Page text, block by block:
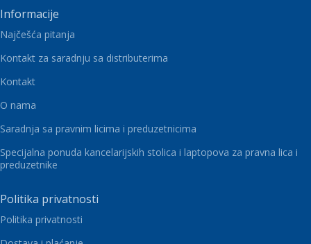
Informacije
Najčešća pitanja
Kontakt za saradnju sa distributerima
Kontakt
O nama
Saradnja sa pravnim licima i preduzetnicima
Specijalna ponuda kancelarijskih stolica i laptopova za pravna lica i
preduzetnike
Politika privatnosti
Politika privatnosti